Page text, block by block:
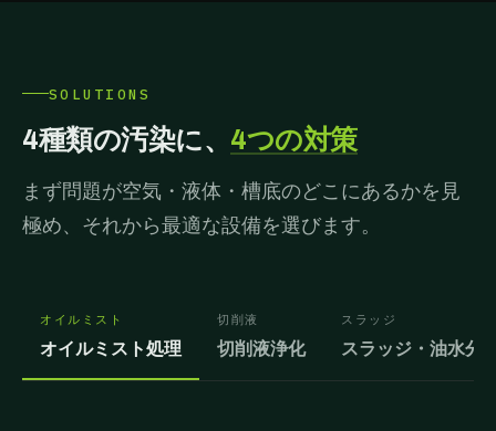
SOLUTIONS
4種類の汚染に、 4つの対策
まず問題が空気・液体・槽底のどこにあるかを見
極め、それから最適な設備を選びます。
オイルミスト
オイルミスト処理
切削液
切削液浄化
スラッジ
スラッジ・油水分